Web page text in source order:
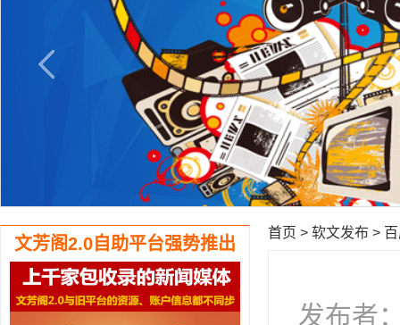
文芳阁2.0自助平台强势推出
首页 > 软文发布 >
发布者